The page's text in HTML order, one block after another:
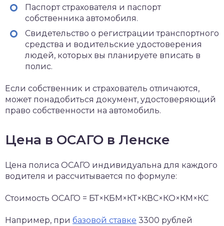
Паспорт страхователя и паспорт
собственника автомобиля.
Свидетельство о регистрации транспортного
средства и водительские удостоверения
людей, которых вы планируете вписать в
полис.
Если собственник и страхователь отличаются,
может понадобиться документ, удостоверяющий
право собственности на автомобиль.
Цена в ОСАГО в Ленске
Цена полиса ОСАГО индивидуальна для каждого
водителя и рассчитывается по формуле:
Стоимость ОСАГО = БТ×КБМ×КТ×КВС×КО×КМ×КС
Например, при базовой ставке 3300 рублей